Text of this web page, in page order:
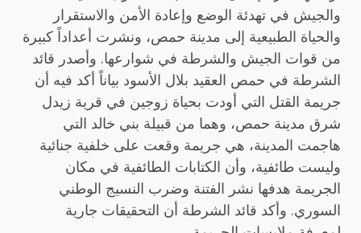
والجيش في تهدئة الوضع وإعادة الأمن والاستقرار
والحياة الطبيعية إلى مدينة حمص، ونشرت أعداداً كبيرة
من قوات الجيش والشرطة في شوارعها. وأصدر قائد
الشرطة في حمص العقيد بلال الأسود بياناً أكد فيه أن
جريمة القتل التي أودت بحياة زوجين في قرية زيدل
شرق مدينة حمص، وهما من قبيلة بني خالد التي
هاجمت المدينة، هي جريمة وقعت على خلفية جنائية
وليست طائفية، وأن الكتابات الطائفية في مكان
الجريمة هدفها نشر الفتنة وضرب النسيج الوطني
السوري. وأكد قائد الشرطة أن التحقيقات جارية